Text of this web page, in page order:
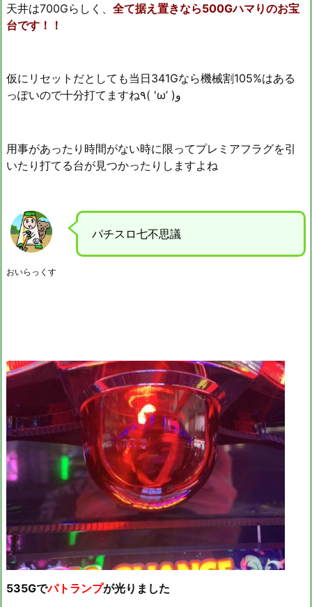
天井は700Gらしく、 全て据え置きなら500Gハマりのお宝
台です！！
仮にリセットだとしても当日341Gなら機械割105%はある
っぽいので十分打てますね٩( 'ω’ )و
用事があったり時間がない時に限ってプレミアフラグを引
いたり打てる台が見つかったりしますよね
おいらっくす
パチスロ七不思議
535Gでパトランプが光りました